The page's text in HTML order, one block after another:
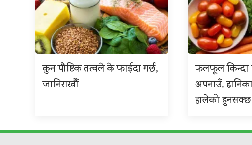
कुन पौष्टिक तत्वले के फाईदा गर्छ,
जानिराखौँ
फलफूल किन्दा
अपनाउँ,
हालेको हुनसक्छ